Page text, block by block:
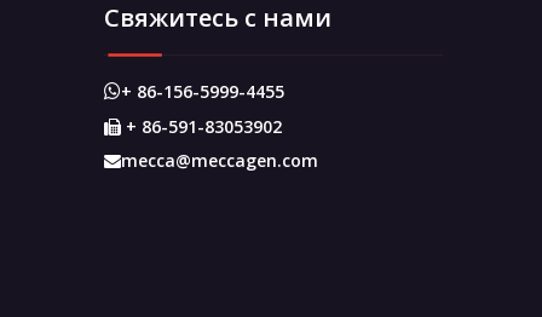
Свяжитесь с нами
+ 86-156-5999-4455
 + 86-591-83053902
mecca@meccagen.com